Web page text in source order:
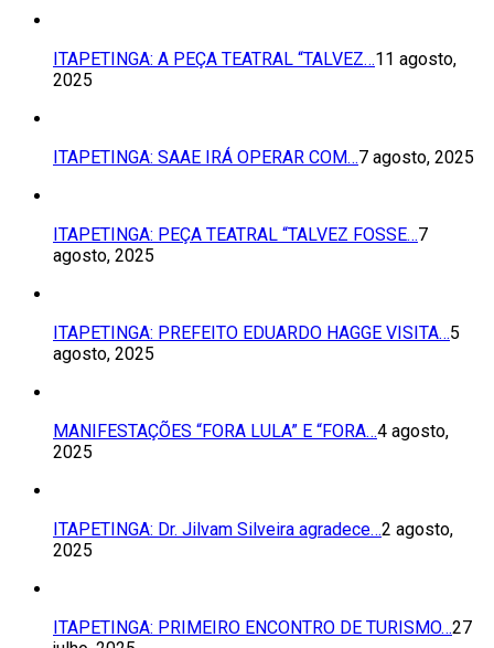
ITAPETINGA: A PEÇA TEATRAL “TALVEZ…11 agosto,
2025
ITAPETINGA: SAAE IRÁ OPERAR COM…7 agosto, 2025
ITAPETINGA: PEÇA TEATRAL “TALVEZ FOSSE…7
agosto, 2025
ITAPETINGA: PREFEITO EDUARDO HAGGE VISITA…5
agosto, 2025
MANIFESTAÇÕES “FORA LULA” E “FORA…4 agosto,
2025
ITAPETINGA: Dr. Jilvam Silveira agradece…2 agosto,
2025
ITAPETINGA: PRIMEIRO ENCONTRO DE TURISMO…27